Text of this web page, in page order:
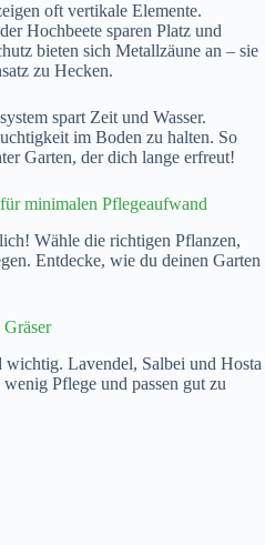
oft vertikale Elemente.
Hochbeete sparen Platz und
bieten sich Metallzäune an – sie
zu Hecken.
spart Zeit und Wasser.
im Boden zu halten. So
Garten, der dich lange erfreut!
minimalen Pflegeaufwand
Wähle die richtigen Pflanzen,
Entdecke, wie du deinen Garten
wichtig. Lavendel, Salbei und Hosta
Pflege und passen gut zu